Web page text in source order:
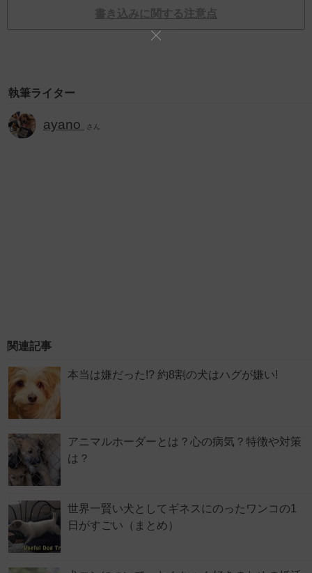
書き込みに関する注意点
執筆ライター
ayano さん
関連記事
本当は嫌だった!? 約8割の犬はハグが嫌い!
アニマルホーダーとは？心の病気？特徴や対策
は？
世界一賢い犬としてギネスにのったワンコの1
日がすごい（まとめ）